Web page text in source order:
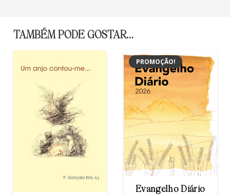
TAMBÉM PODE GOSTAR…
Evangelho Diário